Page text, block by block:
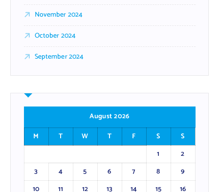
November 2024
October 2024
September 2024
August 2026
M
T W T F S
S
1
2
3
4 5 6 7 8
9
10
11 12 13 14 15
16